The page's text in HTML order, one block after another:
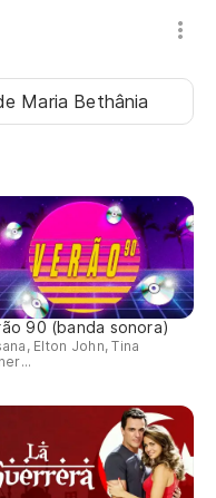
Maria Bethânia
90 (banda sonora)
Elton John, Tina